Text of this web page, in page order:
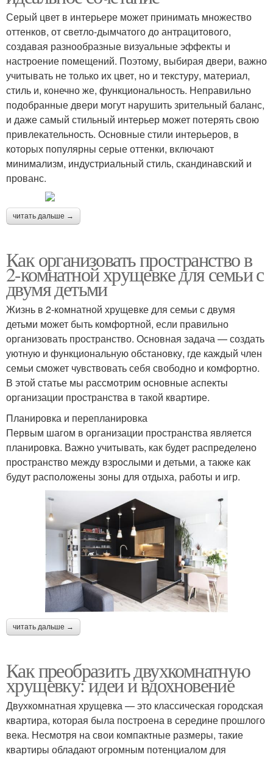
Серый цвет в интерьере может принимать множество
оттенков, от светло-дымчатого до антрацитового,
создавая разнообразные визуальные эффекты и
настроение помещений. Поэтому, выбирая двери, важно
учитывать не только их цвет, но и текстуру, материал,
стиль и, конечно же, функциональность. Неправильно
подобранные двери могут нарушить зрительный баланс,
и даже самый стильный интерьер может потерять свою
привлекательность. Основные стили интерьеров, в
которых популярны серые оттенки, включают
минимализм, индустриальный стиль, скандинавский и
прованс.
читать дальше →
Как организовать пространство в
2-комнатной хрущевке для семьи с
двумя детьми
Жизнь в 2-комнатной хрущевке для семьи с двумя
детьми может быть комфортной, если правильно
организовать пространство. Основная задача — создать
уютную и функциональную обстановку, где каждый член
семьи сможет чувствовать себя свободно и комфортно.
В этой статье мы рассмотрим основные аспекты
организации пространства в такой квартире.
Планировка и перепланировка
Первым шагом в организации пространства является
планировка. Важно учитывать, как будет распределено
пространство между взрослыми и детьми, а также как
будут расположены зоны для отдыха, работы и игр.
читать дальше →
Как преобразить двухкомнатную
хрущевку: идеи и вдохновение
Двухкомнатная хрущевка — это классическая городская
квартира, которая была построена в середине прошлого
века. Несмотря на свои компактные размеры, такие
квартиры обладают огромным потенциалом для